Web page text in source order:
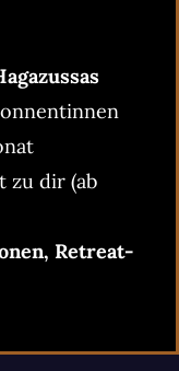
zu dir (ab
Retreat-